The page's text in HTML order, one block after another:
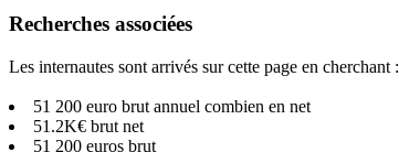
Recherches associées
Les internautes sont arrivés sur cette page en cherchant :
51 200 euro brut annuel combien en net
51.2K€ brut net
51 200 euros brut